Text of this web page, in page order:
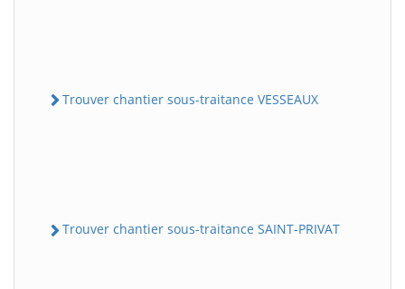
Trouver chantier sous-traitance VESSEAUX
Trouver chantier sous-traitance SAINT-PRIVAT